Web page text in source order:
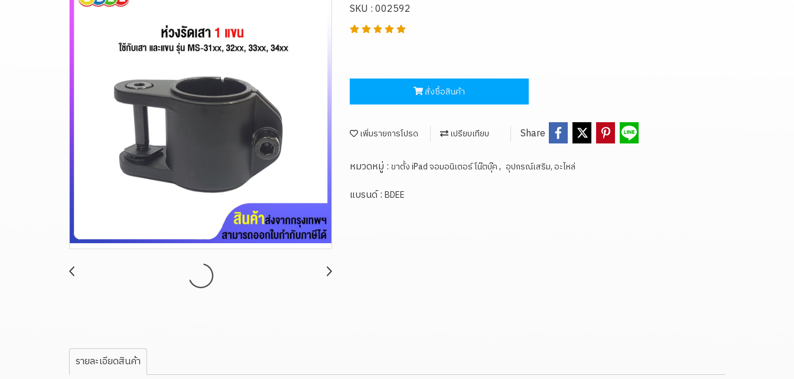
SKU : 002592
สั่งซื้อสินค้า
เพิ่มรายการโปรด เปรียบเทียบ Share
หมวดหมู่ : ขาตั้ง iPad จอมอนิเตอร์ โน๊ตบุ๊ค, อุปกรณ์เสริม, อะไหล่
แบรนด์ : BDEE
รายละเอียดสินค้า